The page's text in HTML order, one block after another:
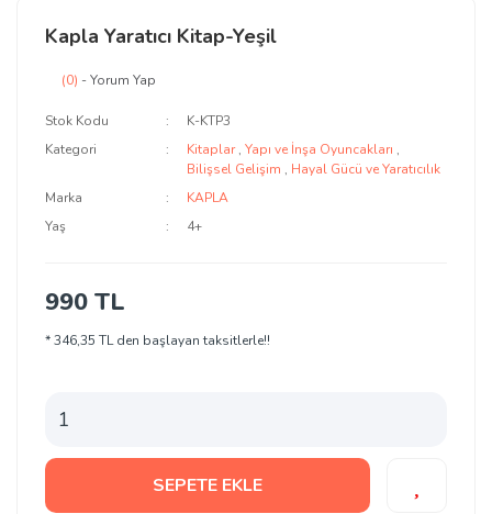
Kapla Yaratıcı Kitap-Yeşil
(0) - Yorum Yap
Stok Kodu
K-KTP3
Kategori
Kitaplar , Yapı ve İnşa Oyuncakları ,
Bilişsel Gelişim , Hayal Gücü ve Yaratıcılık
Marka
KAPLA
Yaş
4+
990 TL
* 346,35 TL den başlayan taksitlerle!!
SEPETE EKLE